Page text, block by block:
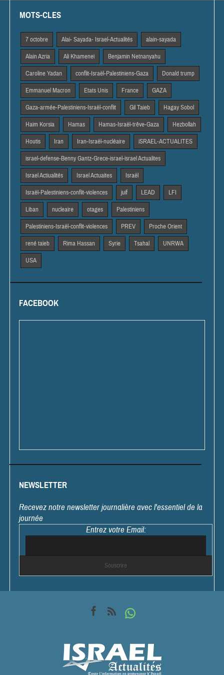
MOTS-CLES
7 octobre Alai- Sayada- Israel-Actualités alain-sayada
Alain Azria Ali Khamenei Benjamin Netnanyahu
Caroline Yadan conflit-Israël-Palestiniens-Gaza Donald trump
Emmanuel Macron Etats Unis France GAZA
Gaza-armée-Palestiniens-Israël-conflit Gil Taieb Hagay Sobol
Haim Korsia Hamas Hamas-Israël-trêve-Gaza Hezbollah
Houtis Iran Iran-Israël-nucléaire iSRAEL-ACTUALITES
israel-defense-Benny Gantz-Grece-israel-israel Actualites
Israel Actiualités Israel Actuaites Israël
Israël-Palestiniens-conflit-violences juif LEAD LFI
Liban nucleaire otages Palestiniens
Palestiniens-Israël-conflit-violences PREV Proche Orient
rené taieb Rima Hassan Syrie Tsahal UNRWA
USA
FACEBOOK
NEWSLETTER
Recevez notre newsletter journalière avec l'essentiel de la
journée
Entrez votre Email: